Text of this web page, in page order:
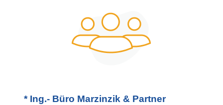
* Ing.- Büro Marzinzik & Partner